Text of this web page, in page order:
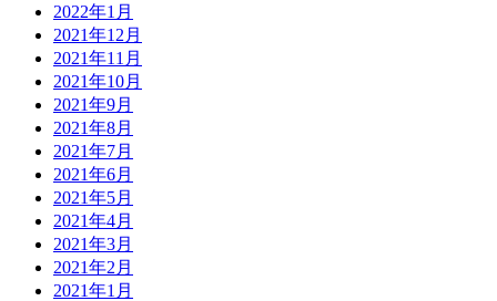
2022年1月
2021年12月
2021年11月
2021年10月
2021年9月
2021年8月
2021年7月
2021年6月
2021年5月
2021年4月
2021年3月
2021年2月
2021年1月